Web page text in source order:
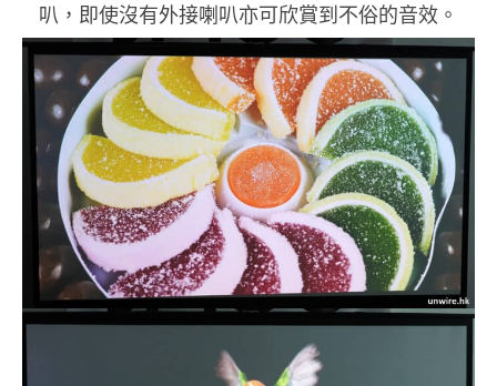
叭，即使沒有外接喇叭亦可欣賞到不俗的音效。